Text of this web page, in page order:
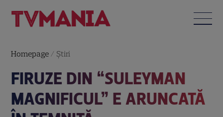
Homepage / Știri
FIRUZE DIN “SULEYMAN
MAGNIFICUL” E ARUNCATĂ